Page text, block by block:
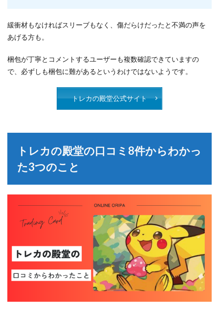
緩衝材もなければスリーブもなく、傷だらけだったと不満の声を
あげる方も。
梱包が丁寧とコメントするユーザーも複数確認できていますの
で、必ずしも梱包に難があるというわけではないようです。
トレカの殿堂公式サイト
トレカの殿堂の口コミ8件からわかっ
た3つのこと